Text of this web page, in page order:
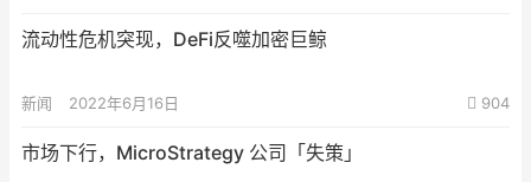
流动性危机突现，DeFi反噬加密巨鲸
新闻 2022年6月16日 904
市场下行，MicroStrategy 公司「失策」